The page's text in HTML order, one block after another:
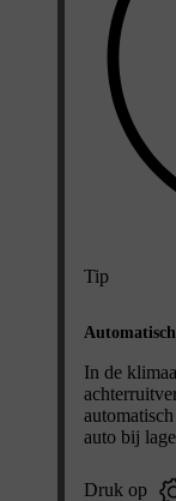
Tip
In de
auto bij
Druk op